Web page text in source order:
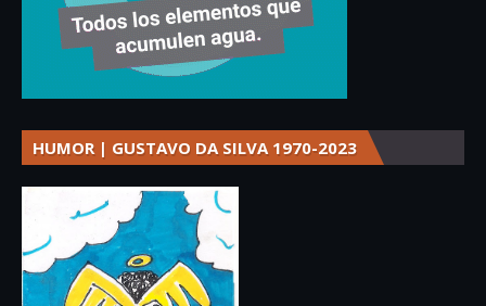
HUMOR | GUSTAVO DA SILVA 1970-2023